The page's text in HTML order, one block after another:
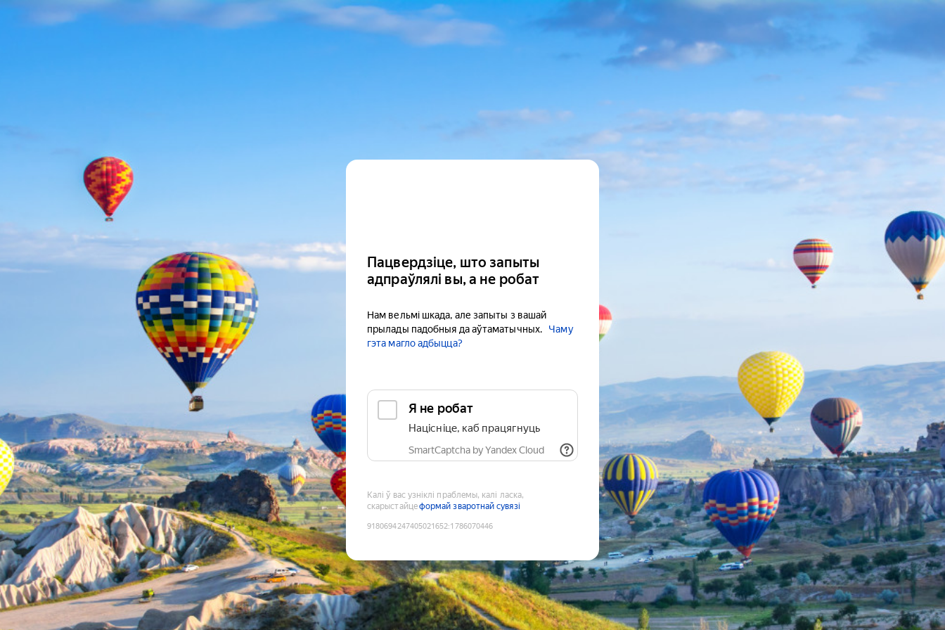
Пацвердзіце, што запыты
адпраўлялі вы, а не робат
Нам вельмі шкада, але запыты з вашай
прылады падобныя да аўтаматычных.
Чаму
гэта магло адбыцца?
Я не робат
Націсніце, каб працягнуць
SmartCaptcha by Yandex Cloud
Калі ў вас узніклі праблемы, калі ласка,
скарыстайцеформай зваротнай сувязі
9180694247405021652:1786070446